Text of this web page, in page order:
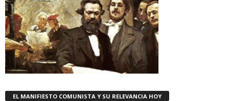
EL MANIFIESTO COMUNISTA Y SU RELEVANCIA HOY